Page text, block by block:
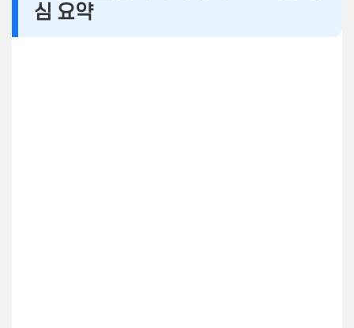
심 요약